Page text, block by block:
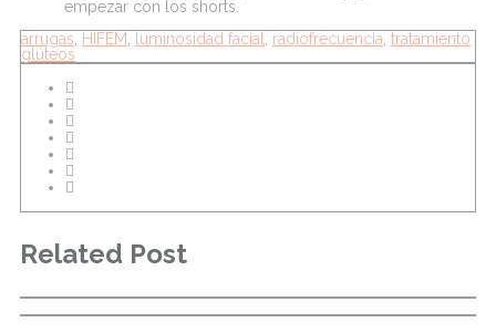
empezar con los shorts.
arrugas
HIFEM luminosidad facial radiofrecuencia tratamiento
glúteos
Related Post